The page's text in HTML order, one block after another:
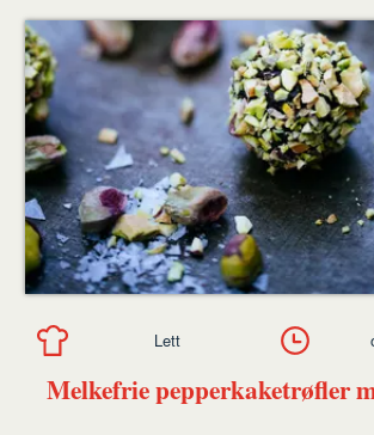
Melkefrie pepperkaketrøfler
Lett